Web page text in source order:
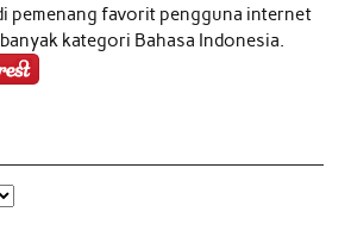
pemenang favorit pengguna internet
kategori Bahasa Indonesia.